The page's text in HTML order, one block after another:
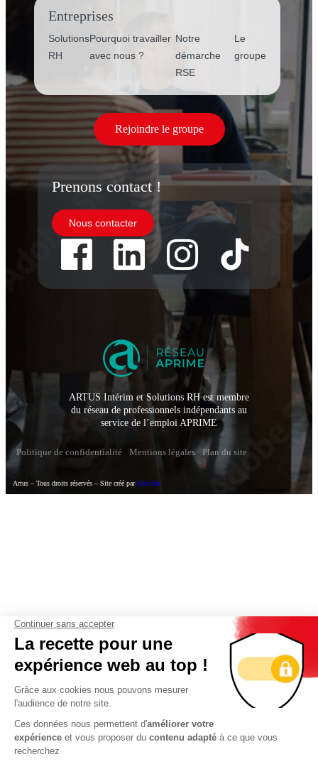
Entreprises
Solutions
RH
Pourquoi travailler
avec nous ?
Notre
démarche
RSE
Le
groupe
Rejoindre le groupe
Prenons contact !
Nous contacter
ARTUS Intérim et Solutions RH est membre
du réseau de professionnels indépendants au
service de l’emploi APRIME
Politique de confidentialité Mentions légales Plan du site
Artus – Tous droits réservés – Site créé parKelcible